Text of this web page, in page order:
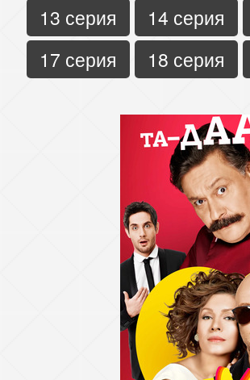
13 серия
14 серия
17 серия
18 серия